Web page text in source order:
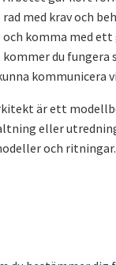
rad med krav och
och komma med
kommer du fungera
är ett
eller
och ritningar.